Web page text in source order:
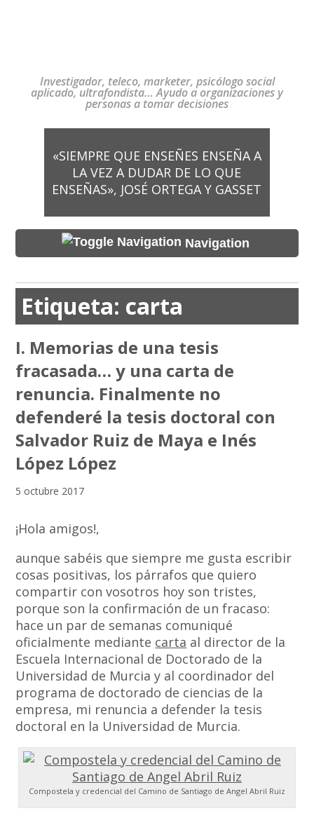
Investigador, teleco, marketer, psicólogo social
aplicado, ultrafondista… Ayudo a organizaciones y
personas a tomar decisiones
«SIEMPRE QUE ENSEÑES ENSEÑA A
LA VEZ A DUDAR DE LO QUE
ENSEÑAS», JOSÉ ORTEGA Y GASSET
Navigation
Etiqueta: carta
I. Memorias de una tesis
fracasada… y una carta de
renuncia. Finalmente no
defenderé la tesis doctoral con
Salvador Ruiz de Maya e Inés
López López
5 octubre 2017
¡Hola amigos!,
aunque sabéis que siempre me gusta escribir
cosas positivas, los párrafos que quiero
compartir con vosotros hoy son tristes,
porque son la confirmación de un fracaso:
hace un par de semanas comuniqué
oficialmente mediante carta al director de la
Escuela Internacional de Doctorado de la
Universidad de Murcia y al coordinador del
programa de doctorado de ciencias de la
empresa, mi renuncia a defender la tesis
doctoral en la Universidad de Murcia.
Compostela y credencial del Camino de Santiago de Angel Abril Ruiz